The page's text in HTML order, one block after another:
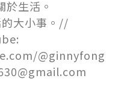
於生活。
大小事。//
@ginnyfong